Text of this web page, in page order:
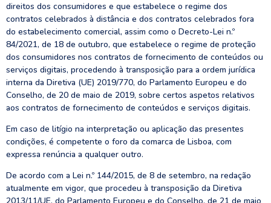
direitos dos consumidores e que estabelece o regime dos
contratos celebrados à distância e dos contratos celebrados fora
do estabelecimento comercial, assim como o Decreto-Lei n.º
84/2021, de 18 de outubro, que estabelece o regime de proteção
dos consumidores nos contratos de fornecimento de conteúdos ou
serviços digitais, procedendo à transposição para a ordem jurídica
interna da Diretiva (UE) 2019/770, do Parlamento Europeu e do
Conselho, de 20 de maio de 2019, sobre certos aspetos relativos
aos contratos de fornecimento de conteúdos e serviços digitais.
Em caso de litígio na interpretação ou aplicação das presentes
condições, é competente o foro da comarca de Lisboa, com
expressa renúncia a qualquer outro.
De acordo com a Lei n.º 144/2015, de 8 de setembro, na redação
atualmente em vigor, que procedeu à transposição da Diretiva